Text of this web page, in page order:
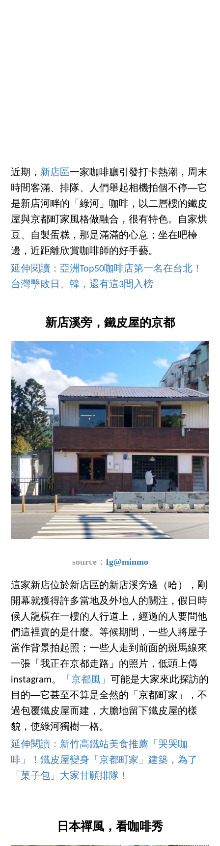
近期，新店區一家咖啡廳引發打卡熱潮，周末
時間客滿、排隊、人們舉起相機拍個不停──它
是新店河畔的「綠河」咖啡，以二層樓的鐵皮
屋與京都町家風格做融合，很有特色。自家烘
豆、自製蛋糕，那是滿滿的心意；坐在吧檯
邊，近距離欣賞咖啡師的好手藝。
延伸閱讀：亞洲Top50咖啡店第一名在台北！
台灣擊敗日、韓，還有這3間入榜
新店溪旁，鐵皮屋的京都
source： Ig@minmo
這家新店位於新店區的新店溪旁邊（哈），剛
開幕就獲得許多當地及外地人的關注，假日時
候人龍橫在一樓的人行道上，經過的人要問他
們這裡賣的是什麼。等候期間，一些人將屋子
當作背景拍起照；一些人走到前面的斑馬線來
一張「我正在京都走路」的照片，低頭上傳
instagram。
「京都風」
可能是大家來此探訪的
目的──它甚至不算是全然的「京都町家」，不
過包覆鐵皮屋而建，大膽地留下鐵皮屋的樣
貌，使綠河獨樹一格。
延伸閱讀：新竹高鐵站美食推薦「哭哭咖
啡」！鐵皮屋變身「京都町家」建築，為了
「菓子包」大家甘願排隊！
日本禪風，看咖啡秀